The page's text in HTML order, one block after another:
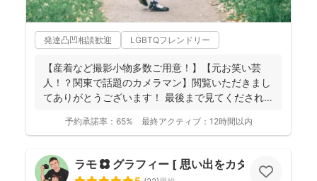
発達凸凹相談歓迎 LGBTQフレンドリー
【産着など撮影小物多数ご用意！】【元お笑い芸
人！？関東で話題のカメラマン】閲覧いただきまし
てありがとうございます！ 最後まで見てくだされば
予約承諾率： 65% 最終アクティブ： 12時間以内
ラモ ✿ グラフィー [ 思い出をカタチに ]